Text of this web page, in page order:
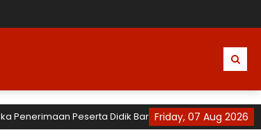
Friday, 07 Aug 2026
Peserta Didik Baru (PPDB) Tahun Ajaran 2026